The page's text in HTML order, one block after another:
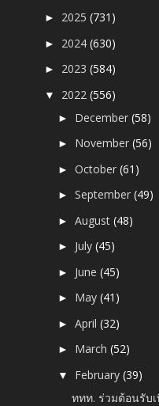
► 2025(731)
► 2024(630)
► 2023(584)
▼ 2022(556)
► December(58)
► November(56)
►October(61)
►September(49)
►August(48)
► July(45)
► June(45)
► May(41)
►April(32)
► March(52)
▼ February(39)
ททท. ร่วมต้อนรับ